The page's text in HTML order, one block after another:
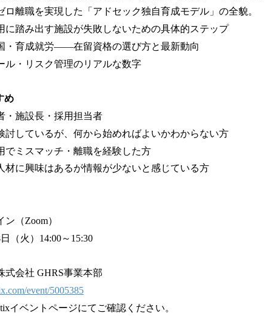
ロ離職を実現した「アドセック独自育成モデル」の全貌。
に踏み出す施設が失敗しないための具体的ステップ
・育成就労——在留資格の選び方と最新動向
ル・リスク管理のリアルな数字
め
・施設長・採用担当者
討しているが、何から始めればよいかわからない方
でミスマッチ・離職を経験した方
材に興味はあるが情報が少ないと感じている方
（Zoom）
（火）14:00～15:30
式会社 GHRS事業本部
event/5005385
イベントページにてご確認ください。